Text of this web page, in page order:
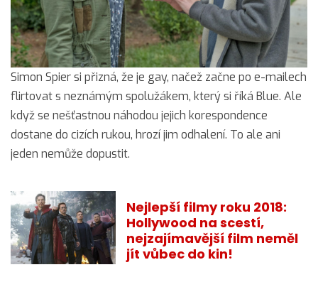
Simon Spier si přizná, že je gay, načež začne po e-mailech
flirtovat s neznámým spolužákem, který si říká Blue. Ale
když se nešťastnou náhodou jejich korespondence
dostane do cizích rukou, hrozí jim odhalení. To ale ani
jeden nemůže dopustit.
Nejlepší filmy roku 2018:
Hollywood na scestí,
nejzajímavější film neměl
jít vůbec do kin!